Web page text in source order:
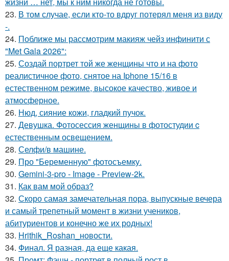
23. В том случае, если кто-то вдруг потерял меня из виду
-.
24. Поближе мы рассмотрим макияж чейз инфинити с
"Met Gala 2026":
25. Создай портрет той же женщины что и на фото
реалистичное фото, снятое на Iphone 15/16 в
естественном режиме, высокое качество, живое и
атмосферное.
26. Нюд, сияние кожи, гладкий пучок.
27. Девушка. Фотосессия женщины в фотостудии c
естественным освещением.
28. Селфи/в машине.
29. Про "Беременную" фотосъемку.
30. Gemini-3-pro - Image - Preview-2k.
31. Как вам мой образ?
32. Скоро самая замечательная пора, выпускные вечера
и самый трепетный момент в жизни учеников,
абитуриентов и конечно же их родных!
33. Hrithik_Roshan_новости.
34. Финал. Я разная, да еще какая.